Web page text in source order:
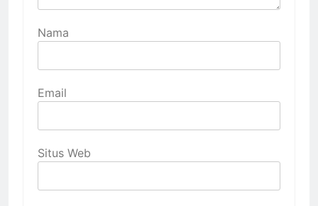
Nama
Email
Situs Web